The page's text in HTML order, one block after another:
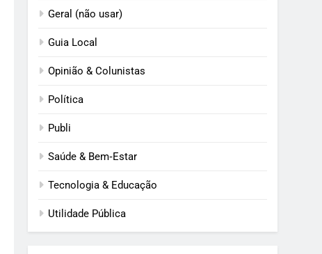
Geral (não usar)
Guia Local
Opinião & Colunistas
Política
Publi
Saúde & Bem‑Estar
Tecnologia & Educação
Utilidade Pública